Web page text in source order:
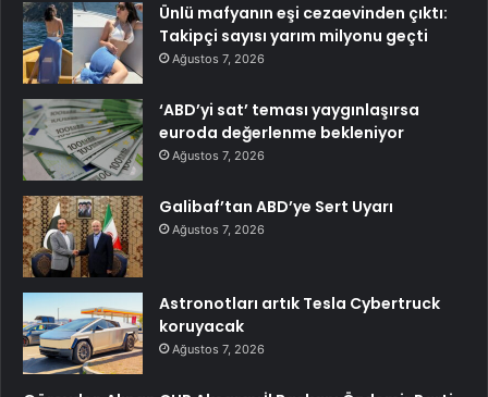
Ünlü mafyanın eşi cezaevinden çıktı:
Takipçi sayısı yarım milyonu geçti
Ağustos 7, 2026
‘ABD’yi sat’ teması yaygınlaşırsa
euroda değerlenme bekleniyor
Ağustos 7, 2026
Galibaf’tan ABD’ye Sert Uyarı
Ağustos 7, 2026
Astronotları artık Tesla Cybertruck
koruyacak
Ağustos 7, 2026